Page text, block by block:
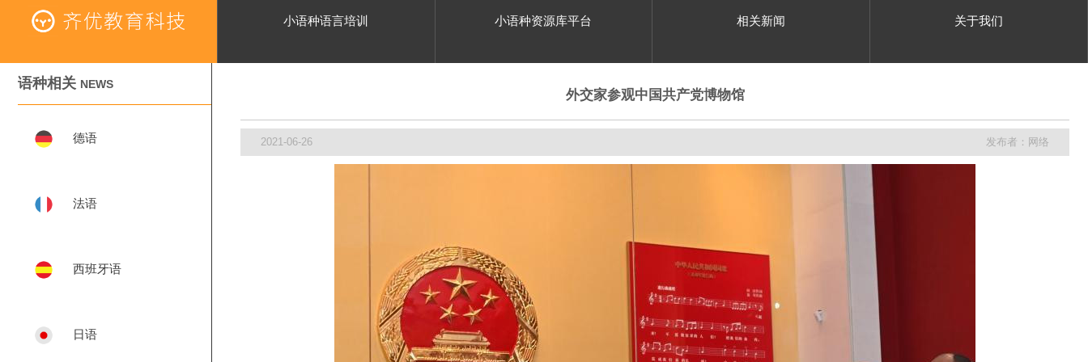
小语种语言培训 小语种资源库平台 相关新闻 关于我们
语种相关 NEWS
德语
法语
西班牙语
日语
外交家参观中国共产党博物馆
2021-06-26 发布者：网络